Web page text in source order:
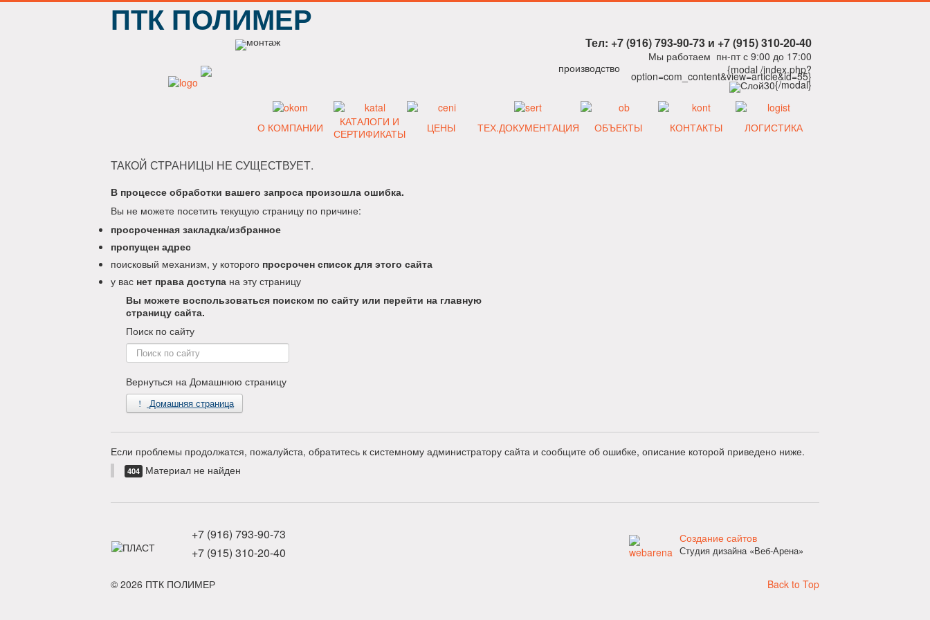
ПТК ПОЛИМЕР
Тел: +7 (916) 793-90-73 и +7 (915) 310-20-40
Мы работаем пн-пт с 9:00 до 17:00
{modal /index.php?
option=com_content&view=article&id=55}
{/modal}
О КОМПАНИИ
КАТАЛОГИ И
СЕРТИФИКАТЫ
ЦЕНЫ ТЕХ.ДОКУМЕНТАЦИЯ ОБЪЕКТЫ КОНТАКТЫ ЛОГИСТИКА
ТАКОЙ СТРАНИЦЫ НЕ СУЩЕСТВУЕТ.
В процессе обработки вашего запроса произошла ошибка.
Вы не можете посетить текущую страницу по причине:
просроченная закладка/избранное
пропущен адрес
поисковый механизм, у которого просрочен список для этого сайта
у вас нет права доступа на эту страницу
Вы можете воспользоваться поиском по сайту или перейти на главную
страницу сайта.
Поиск по сайту
Поиск
по
Вернуться на Домашнюю страницу
Домашняя страница
Если проблемы продолжатся, пожалуйста, обратитесь к системному администратору сайта и сообщите об ошибке, описание которой приведено ниже.
404 Материал не найден
+7 (916) 793-90-73
+7 (915) 310-20-40
Создание сайтов
Студия дизайна «Веб-Арена»
Back to Top
© 2026 ПТК ПОЛИМЕР